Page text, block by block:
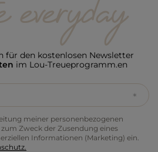
für den kostenlosen Newsletter
im Lou-Treueprogramm.en
meiner personenbezogenen
Zweck der Zusendung eines
Informationen (Marketing) ein.